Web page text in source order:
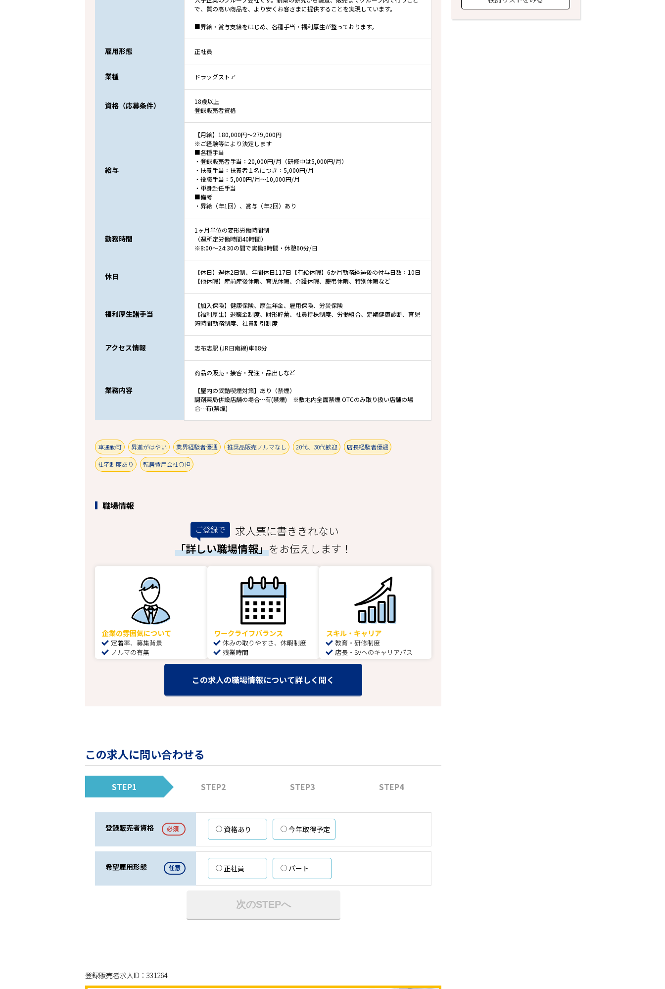
で、質の高い商品を、より安くお客さまに提供することを実現しています。
■昇給・賞与支給をはじめ、各種手当・福利厚生が整っております。
雇用形態 正社員
業種 ドラッグストア
資格（応募条件）
18歳以上
登録販売者資格
給与
【月給】180,000円～279,000円
※ご経験等により決定します
■各種手当
・登録販売者手当：20,000円/月（研修中は5,000円/月）
・扶養手当：扶養者１名につき：5,000円/月
・役職手当：5,000円/月～10,000円/月
・単身赴任手当
■備考
・昇給（年1回）、賞与（年2回）あり
勤務時間
1ヶ月単位の変形労働時間制
（週所定労働時間40時間）
※8:00～24:30の間で実働8時間・休憩60分/日
休日
【休日】週休2日制、年間休日117日【有給休暇】6か月勤務経過後の付与日数：10日
【他休暇】産前産後休暇、育児休暇、介護休暇、慶弔休暇、特別休暇など
福利厚生諸手当
【加入保険】健康保険、厚生年金、雇用保険、労災保険
【福利厚生】退職金制度、財形貯蓄、社員持株制度、労働組合、定期健康診断、育児
短時間勤務制度、社員割引制度
アクセス情報 志布志駅 (JR日南線)車68分
業務内容
商品の販売・接客・発注・品出しなど
【屋内の受動喫煙対策】あり（禁煙）
調剤薬局併設店舗の場合…有(禁煙) ※敷地内全面禁煙 OTCのみ取り扱い店舗の場
合…有(禁煙)
車通勤可 昇進がはやい 業界経験者優遇 推奨品販売ノルマなし 20代、30代歓迎 店長経験者優遇
社宅制度あり 転居費用会社負担
職場情報
ご登録で
求人票に書ききれない
「詳しい職場情報」をお伝えします！
企業の雰囲気について
定着率、募集背景
ノルマの有無
ワークライフバランス
休みの取りやすさ、休暇制度
残業時間
スキル・キャリア
教育・研修制度
店長・SVへのキャリアパス
この求人の職場情報について詳しく聞く
この求人に問い合わせる
STEP1 STEP2 STEP3 STEP4
登録販売者資格 必須 資格あり 今年取得予定
希望雇用形態 任意 正社員 パート
次のSTEPへ
登録販売者求人ID：331264